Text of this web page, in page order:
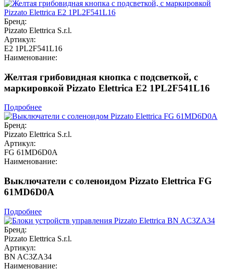
Бренд:
Pizzato Elettrica S.r.l.
Артикул:
E2 1PL2F541L16
Наименование:
Желтая грибовидная кнопка с подсветкой, с
маркировкой Pizzato Elettrica E2 1PL2F541L16
Подробнее
Бренд:
Pizzato Elettrica S.r.l.
Артикул:
FG 61MD6D0A
Наименование:
Выключатели с соленоидом Pizzato Elettrica FG
61MD6D0A
Подробнее
Бренд:
Pizzato Elettrica S.r.l.
Артикул:
BN AC3ZA34
Наименование: